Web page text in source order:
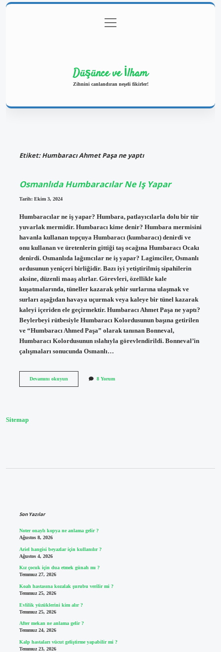
Gizlilik Politikası
menüyü
aç
Düşünce ve İlham
Zihnini canlandıran neşeli fikirler!
Etiket:Humbaracı Ahmet Paşa ne yaptı
Osmanlıda Humbaracılar Ne Iş Yapar
Tarih: Ekim 3, 2024
Humbaracılar ne iş yapar? Humbara, patlayıcılarla dolu bir tür
yuvarlak mermidir. Humbaracı kime denir? Humbara mermisini
havanla kullanan topçuya Humbaracı (kumbaracı) denirdi ve
onu kullanan ve üretenlerin gittiği taş ocağına Humbaracı Ocakı
denirdi. Osmanlıda lağımcılar ne iş yapar? Lagimciler, Osmanlı
ordusunun yeniçeri birliğidir. Bazı iyi yetiştirilmiş sipahilerin
aksine, düzenli maaş alırlar. Görevleri, özellikle kale
kuşatmalarında, tüneller kazarak şehir surlarına ulaşmak ve
surları aşağıdan havaya uçurmak veya kaleye bir tünel kazarak
kaleyi içeriden ele geçirmektir. Humbaracı Ahmet Paşa ne yaptı?
Beylerbeyi rütbesiyle Humbaracı Kolordusunun başına getirilen
ve “Humbaracı Ahmed Paşa” olarak tanınan Bonneval,
Humbaracı Kolordusunun ıslahıyla görevlendirildi. Bonneval’in
çalışmaları sonucunda Osmanlı…
Devamını okuyunOsmanlıda
8 Yorum
Sitemap
Son Yazılar
Noter onaylı kopya ne anlama gelir ?
Ağustos 8, 2026
Ariel hangisi beyazlar için kullanılır ?
Ağustos 4, 2026
Kız çocuk için dua etmek günah mı ?
Temmuz 27, 2026
Koah hastasına kozalak şurubu verilir mi ?
Temmuz 25, 2026
Evlilik yüzüklerini kim alır ?
Temmuz 25, 2026
After mekan ne anlama gelir ?
Temmuz 24, 2026
Kalp hastaları vücut geliştirme yapabilir mi ?
Temmuz 23, 2026